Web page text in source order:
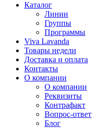
Каталог
Линии
Группы
Программы
Viva Lavanda
Товары недели
Доставка и оплата
Контакты
О компании
О компании
Реквизиты
Контрафакт
Вопрос-ответ
Блог